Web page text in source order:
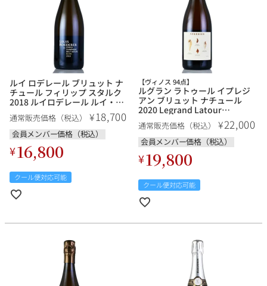
ルイ ロデレール ブリュット ナ
チュール フィリップ スタルク
2018 ルイロデレール ルイ・ロ
デレール Louis Roederer Brut
Nature Philippe Starck フラン
ス シャンパン シャンパーニュ
通常販売価格（税込） ¥18,700
会員メンバー価格（税込）
¥16,800
クール便対応可能
【ヴィノス 94点】
ルグラン ラトゥール イプレジ
アン ブリュット ナチュール
2020 Legrand Latour
Ypresien Brut Nature フランス
シャンパン シャンパーニュ
通常販売価格（税込） ¥22,000
会員メンバー価格（税込）
¥19,800
クール便対応可能